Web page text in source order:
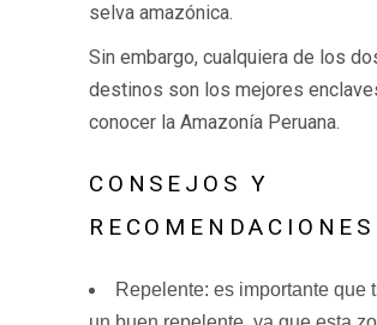
selva amazónica.
Sin embargo, cualquiera de los
destinos son los mejores
conocer la Amazonía Peruana.
CONSEJOS Y
RECOMENDACIONES
Repelente: es importante que